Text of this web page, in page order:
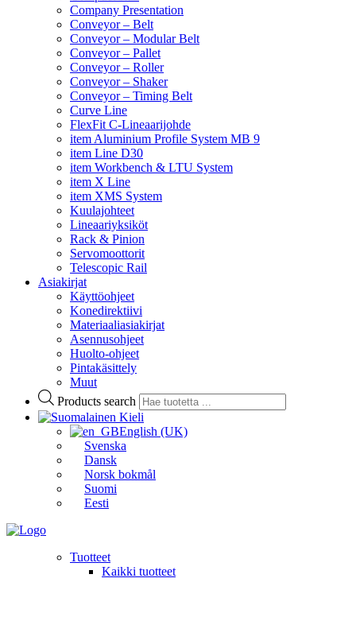
Company Presentation
Conveyor – Belt
Conveyor – Modular Belt
Conveyor – Pallet
Conveyor – Roller
Conveyor – Shaker
Conveyor – Timing Belt
Curve Line
FlexFit C-Lineaarijohde
item Aluminium Profile System MB 9
item Line D30
item Workbench & LTU System
item X Line
item XMS System
Kuulajohteet
Lineaariyksiköt
Rack & Pinion
Servomoottorit
Telescopic Rail
Asiakirjat
Käyttöohjeet
Konedirektiivi
Materiaaliasiakirjat
Asennusohjeet
Huolto-ohjeet
Pintakäsittely
Muut
Products search
Kieli
English (UK)
Svenska
Dansk
Norsk bokmål
Suomi
Eesti
Tuotteet
Kaikki tuotteet